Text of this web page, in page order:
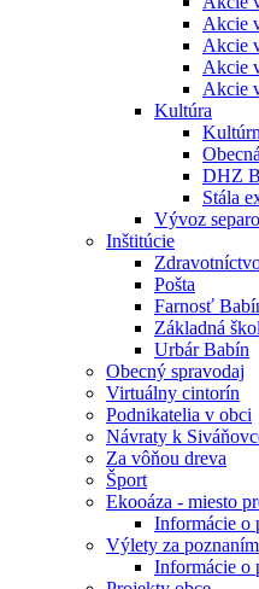
Akcie
Akcie
Akcie
Akcie
Kultúra
DHZ
Stála
Vývoz
Inštitúcie
Pošta
Farnosť
Základná
Urbár Babín
Obecný spravodaj
Virtuálny cintorín
Podnikatelia v obci
Návraty k
Za vôňou dreva
Šport
Ekooáza - miesto
Informácie o
Výlety za poznaním
Informácie o